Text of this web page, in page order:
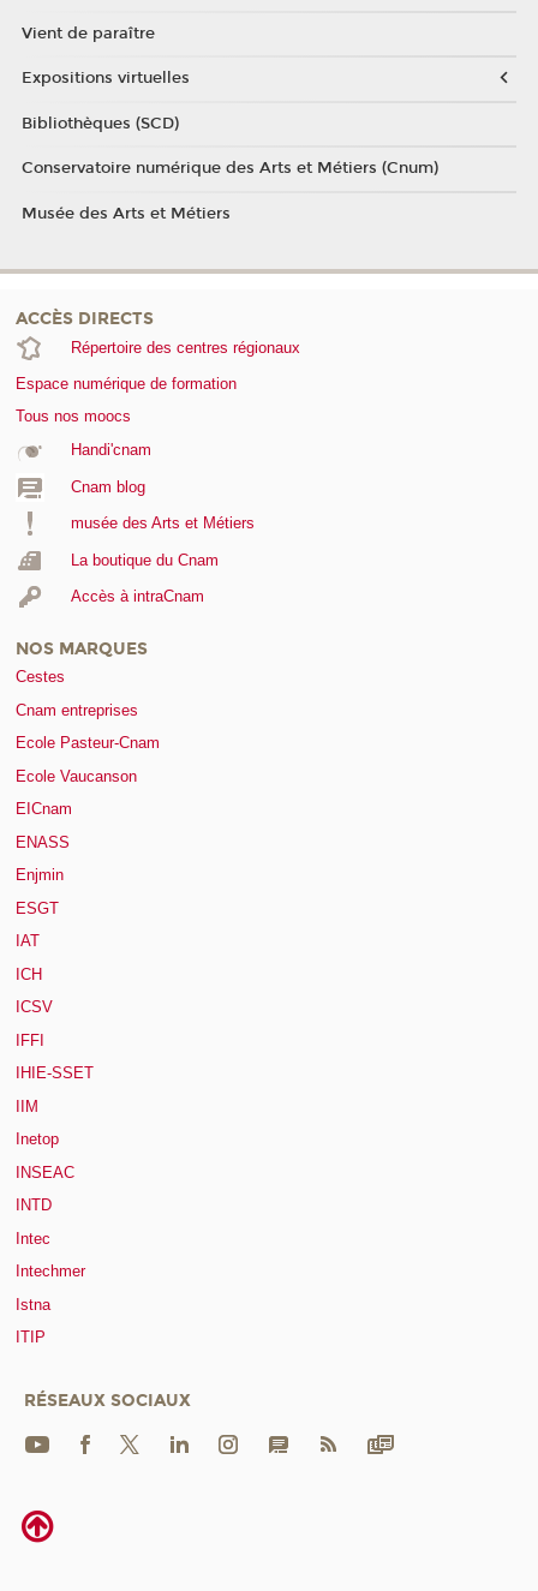
Vient de paraître
Expositions virtuelles
Bibliothèques (SCD)
Conservatoire numérique des Arts et Métiers (Cnum)
Musée des Arts et Métiers
ACCÈS DIRECTS
Répertoire des centres régionaux
Espace numérique de formation
Tous nos moocs
Handi'cnam
Cnam blog
musée des Arts et Métiers
La boutique du Cnam
Accès à intraCnam
NOS MARQUES
Cestes
Cnam entreprises
Ecole Pasteur-Cnam
Ecole Vaucanson
EICnam
ENASS
Enjmin
ESGT
IAT
ICH
ICSV
IFFI
IHIE-SSET
IIM
Inetop
INSEAC
INTD
Intec
Intechmer
Istna
ITIP
RÉSEAUX SOCIAUX